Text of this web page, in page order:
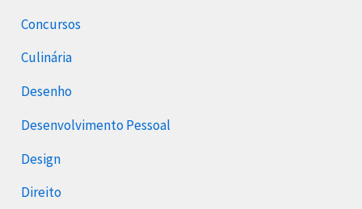
Concursos
Culinária
Desenho
Desenvolvimento Pessoal
Design
Direito